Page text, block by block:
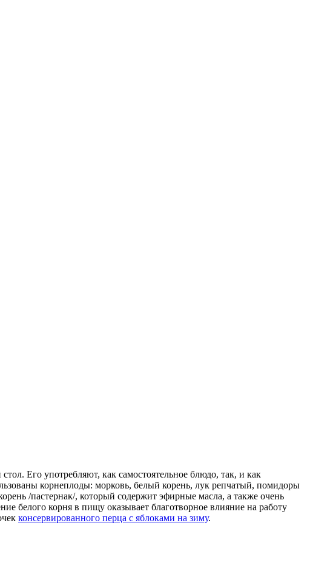
Его употребляют, как самостоятельное блюдо, так, и как
корнеплоды: морковь, белый корень, лук репчатый, помидоры
/пастернак/, который содержит эфирные масла, а также очень
белого корня в пищу оказывает благотворное влияние на работу
консервированного перца с яблоками на зиму.